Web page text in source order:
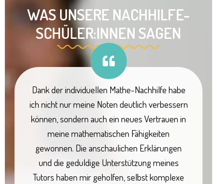
WAS UNSERE NACHHILFE-
SCHÜLER:INNEN SAGEN
Dank der individuellen Mathe-Nachhilfe habe
ich nicht nur meine Noten deutlich verbessern
können, sondern auch ein neues Vertrauen in
meine mathematischen Fähigkeiten
gewonnen. Die anschaulichen Erklärungen
und die geduldige Unterstützung meines
Tutors haben mir geholfen, selbst komplexe